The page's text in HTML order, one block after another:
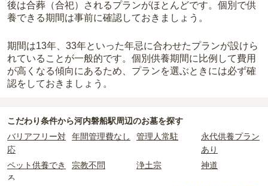
後は合葬（合祀）されるプランがほとんどです。個別で供
養できる期間は事前に確認しておきましょう。
期間は13年、33年といった年忌に合わせたプランが設けら
れていることが一般的です。 個別供養期間に比例して費用
が高くなる傾向にあるため、プランを選ぶときには必ず確
認をしておきましょう。
こだわり条件から河内磐船駅周辺のお墓を探す
バリアフリー対
応
年間管理費なし 管理人常駐
永代供養プラン
あり
ペット供養でき
る
宗教不問 浄土宗 神道